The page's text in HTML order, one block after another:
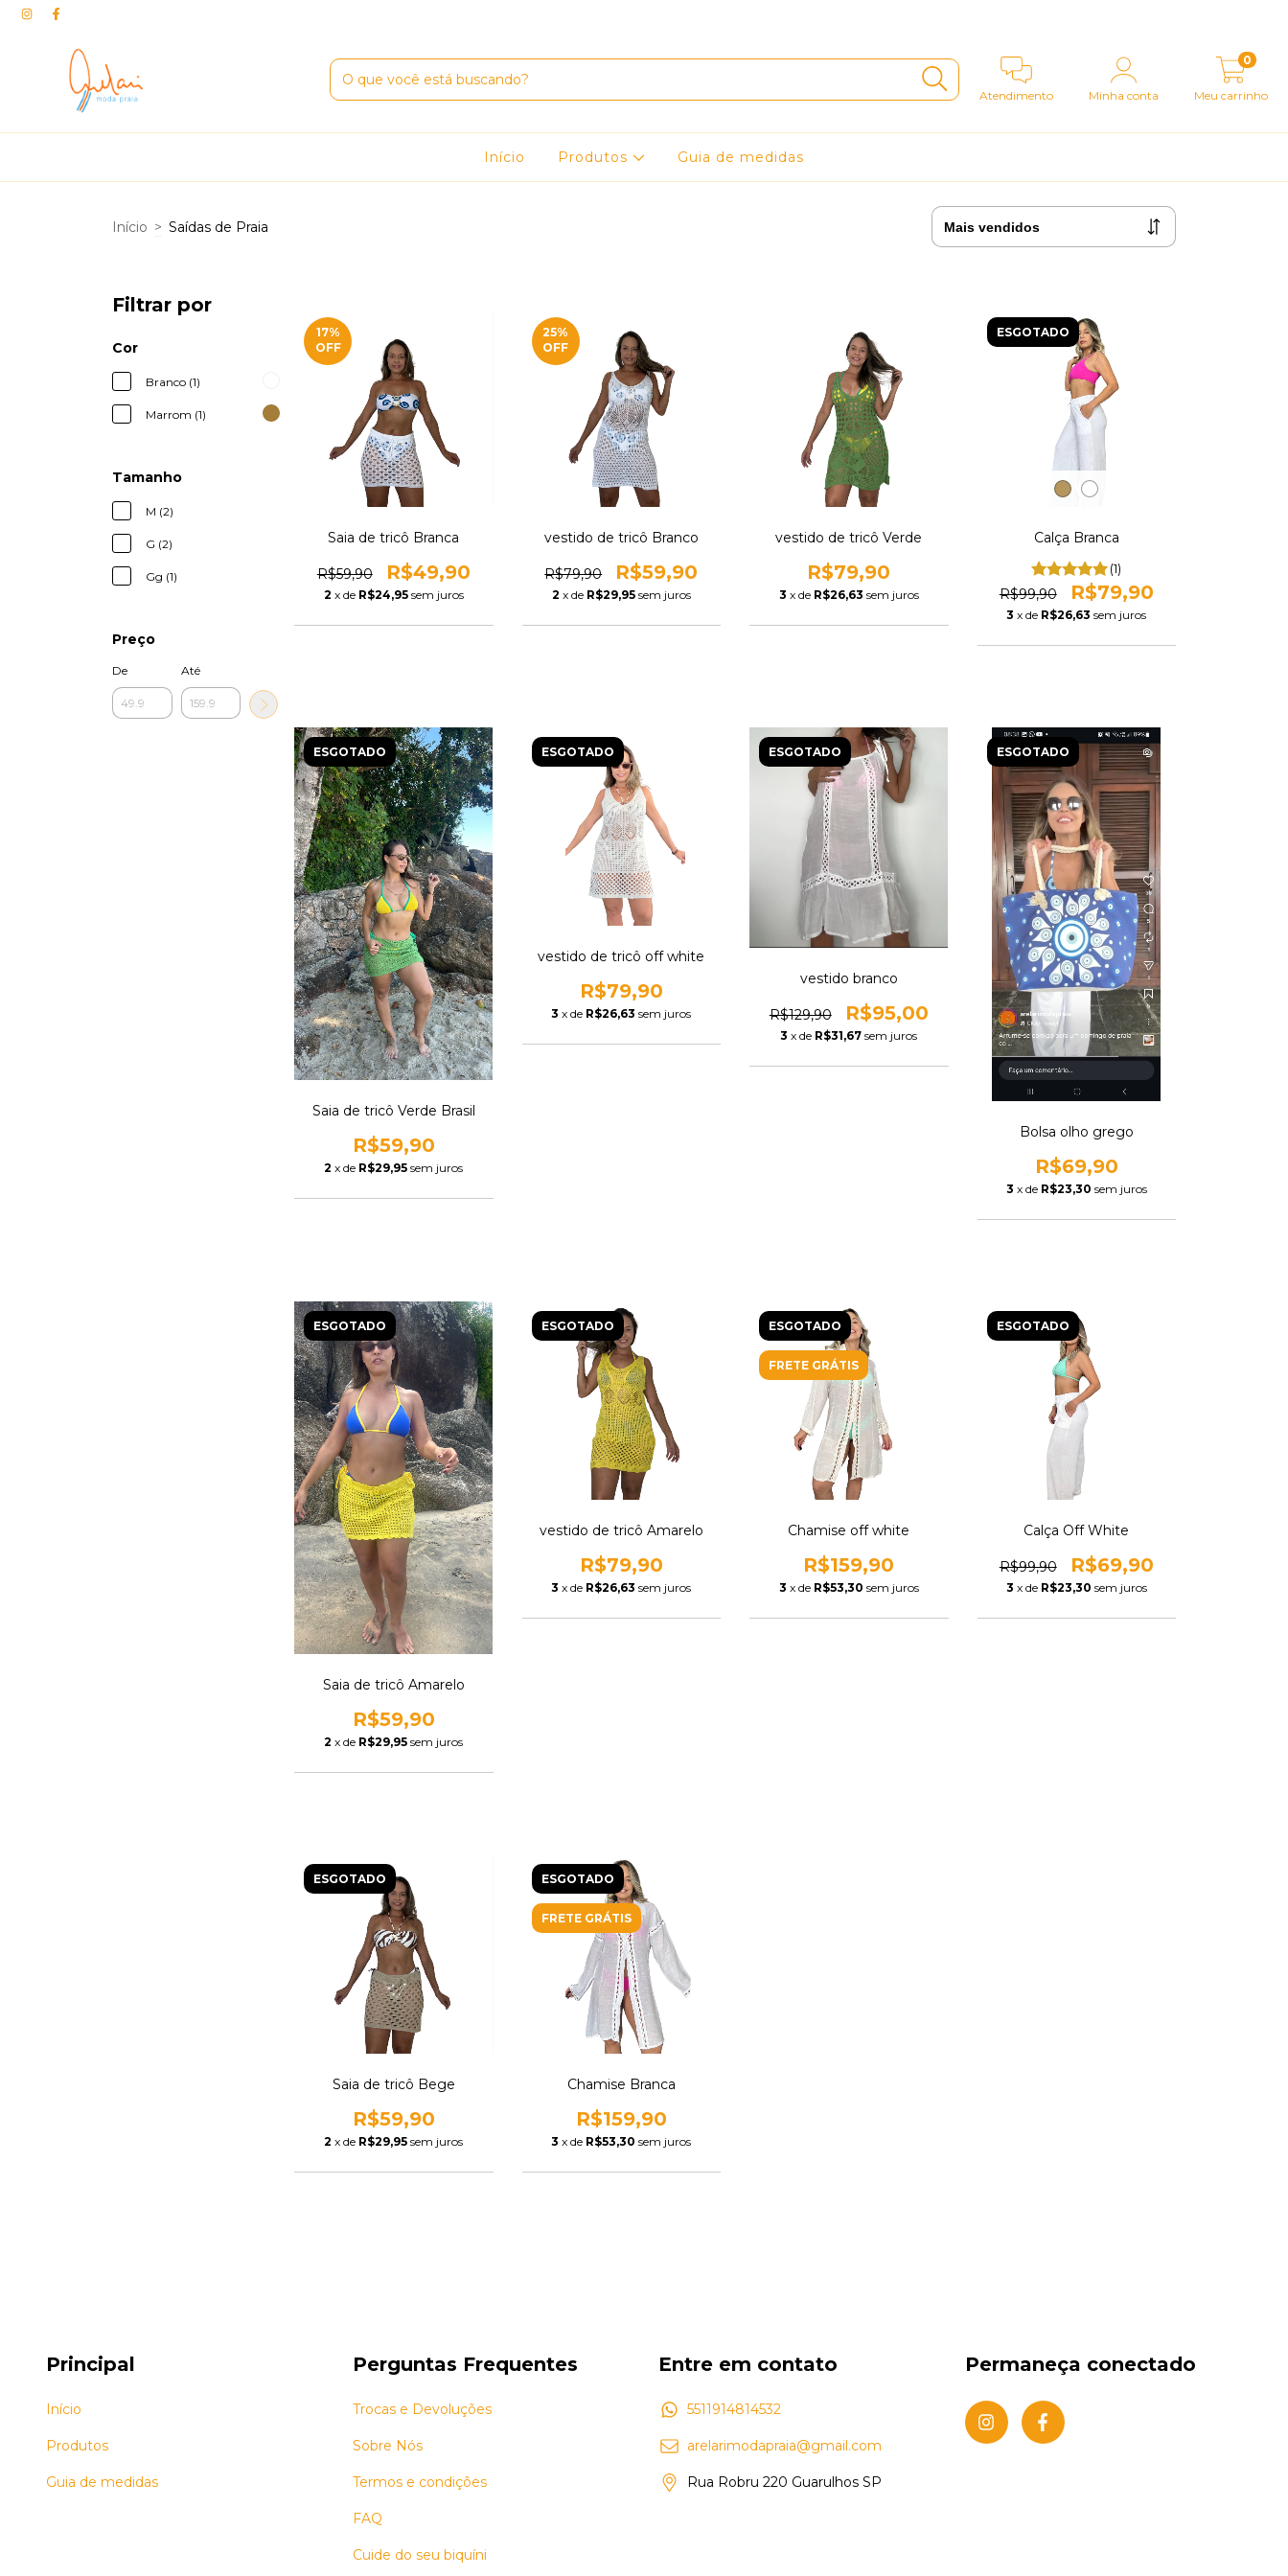
Atendimento Minha conta Meu carrinho
0
Início Produtos Guia de medidas
Início > Saídas de Praia
Filtrar por
Cor
Branco (1)
Marrom (1)
Tamanho
M (2)
G (2)
Gg (1)
Preço
De Até
17%
OFF
Saia de tricô Branca
R$59,90 R$49,90
2 x de R$24,95 sem juros
25%
OFF
vestido de tricô Branco
R$79,90 R$59,90
2 x de R$29,95 sem juros
vestido de tricô Verde
R$79,90
3 x de R$26,63 sem juros
ESGOTADO
Calça Branca
(1)
R$99,90 R$79,90
3 x de R$26,63 sem juros
ESGOTADO
Saia de tricô Verde Brasil
R$59,90
2 x de R$29,95 sem juros
ESGOTADO
vestido de tricô off white
R$79,90
3 x de R$26,63 sem juros
ESGOTADO
vestido branco
R$129,90 R$95,00
3 x de R$31,67 sem juros
ESGOTADO
Bolsa olho grego
R$69,90
3 x de R$23,30 sem juros
ESGOTADO
Saia de tricô Amarelo
R$59,90
2 x de R$29,95 sem juros
ESGOTADO
vestido de tricô Amarelo
R$79,90
3 x de R$26,63 sem juros
ESGOTADO
FRETE GRÁTIS
Chamise off white
R$159,90
3 x de R$53,30 sem juros
ESGOTADO
Calça Off White
R$99,90 R$69,90
3 x de R$23,30 sem juros
ESGOTADO
Saia de tricô Bege
R$59,90
2 x de R$29,95 sem juros
ESGOTADO
FRETE GRÁTIS
Chamise Branca
R$159,90
3 x de R$53,30 sem juros
Principal
Início
Produtos
Guia de medidas
Perguntas Frequentes
Trocas e Devoluções
Sobre Nós
Termos e condições
FAQ
Cuide do seu biquíni
Entre em contato
5511914814532
arelarimodapraia@gmail.com
Rua Robru 220 Guarulhos SP
Permaneça conectado